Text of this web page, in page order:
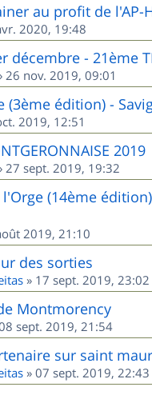
au profit de l'AP-
2020, 19:48
décembre - 21ème
26 nov. 2019, 09:01
(3ème édition) -
2019, 12:51
2019
27 sept. 2019, 19:32
l'Orge (14ème
2019, 21:10
des sorties
» 17 sept. 2019, 23:02
Montmorency
sept. 2019, 21:54
sur saint
» 07 sept. 2019, 22:43